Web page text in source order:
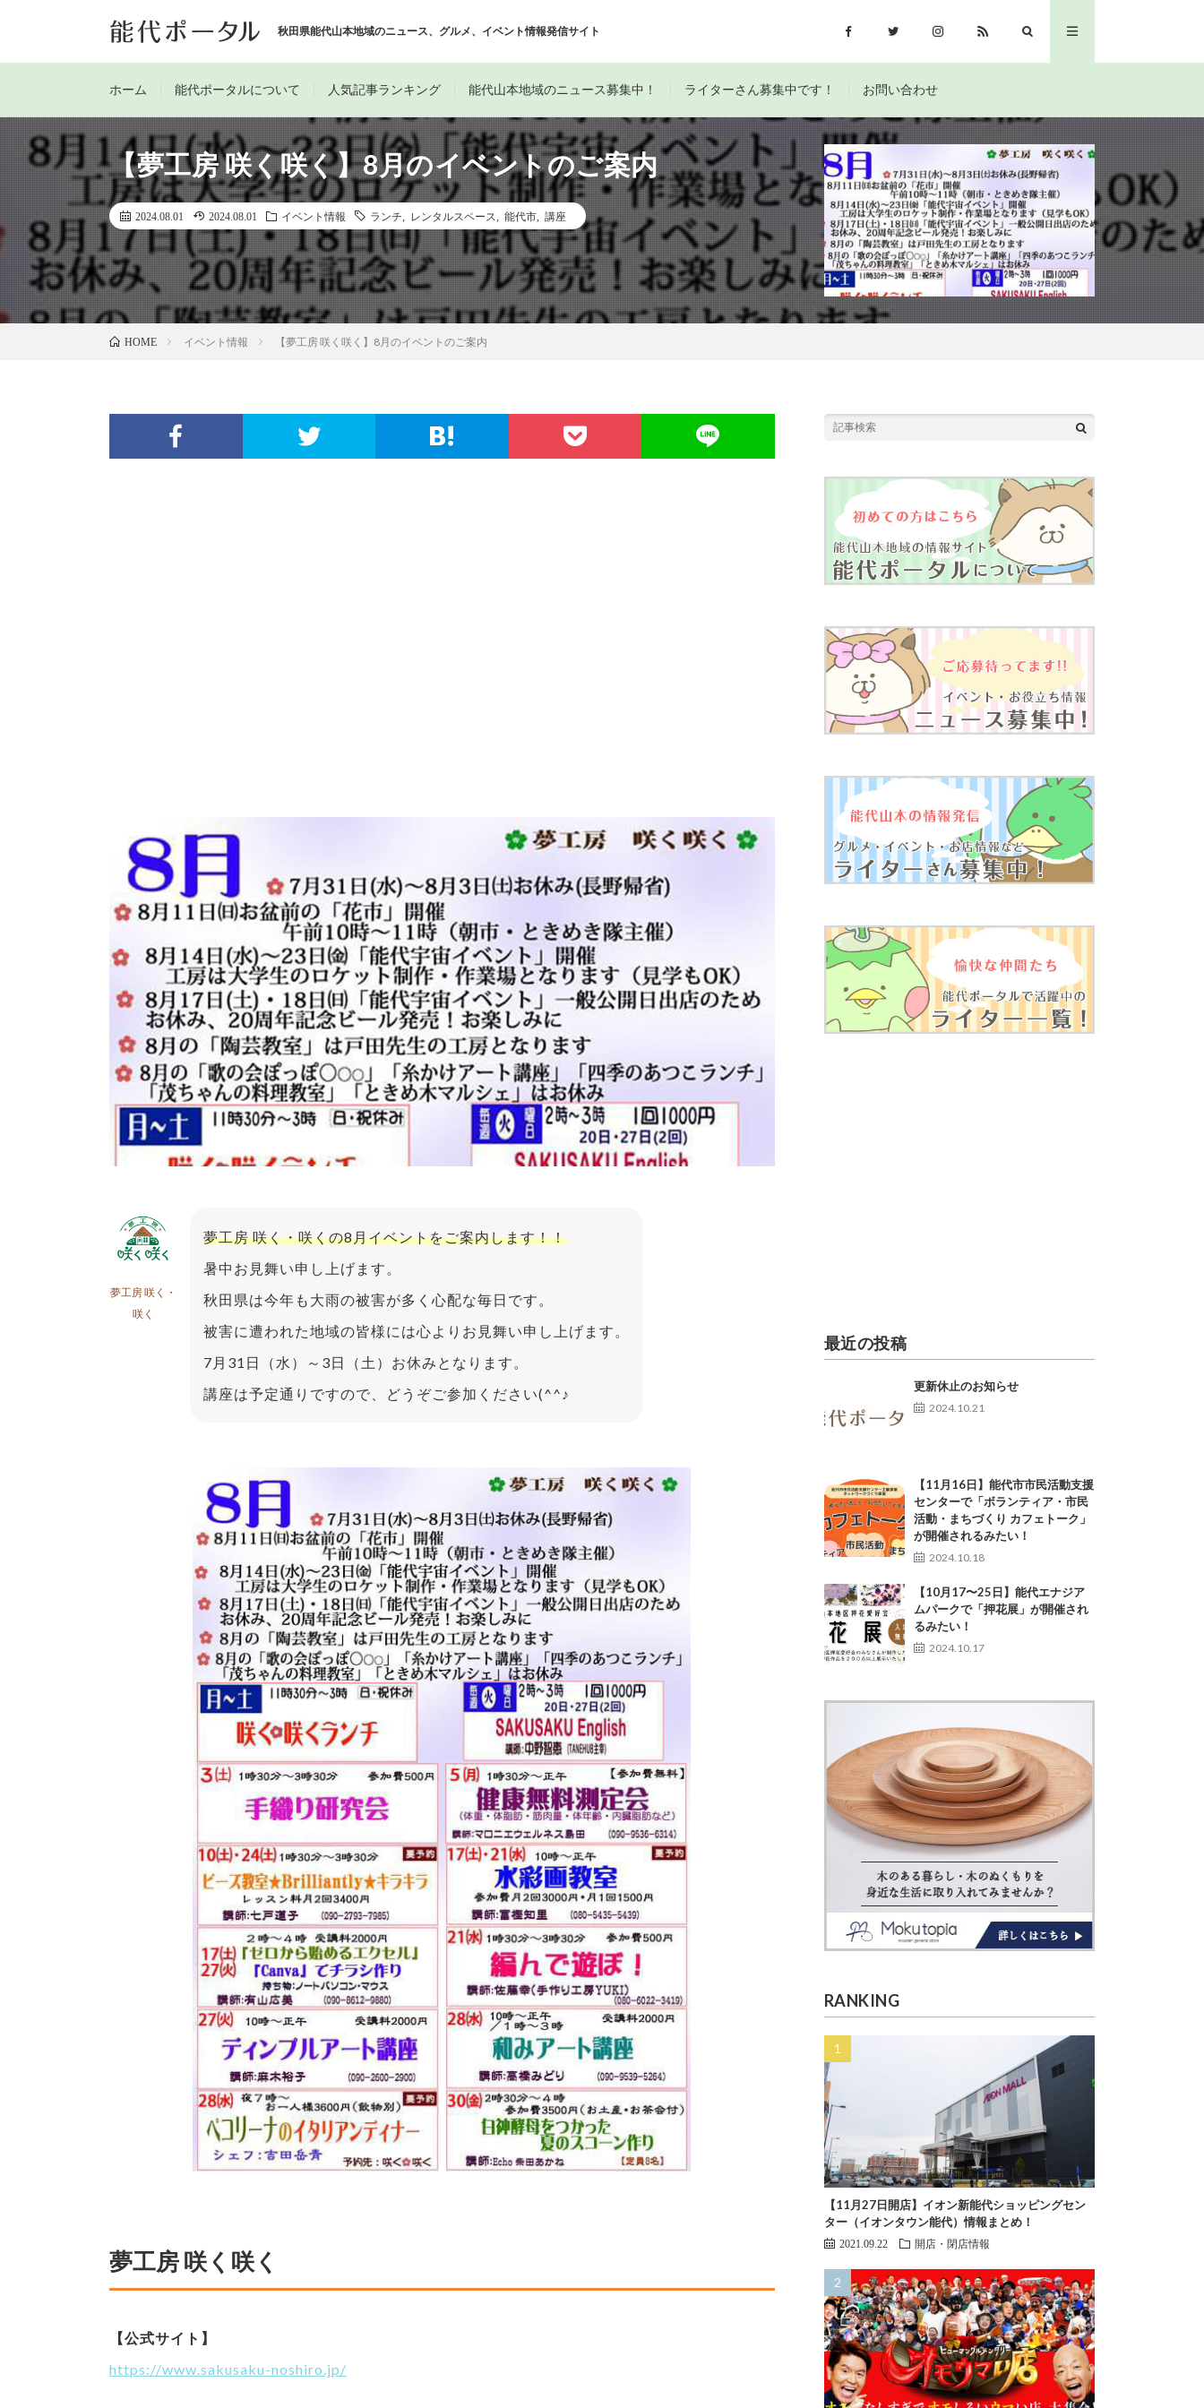
秋田県能代山本地域のニュース、グルメ、イベント情報発信サイト
ホーム 能代ポータルについて 人気記事ランキング 能代山本地域のニュース募集中！ ライターさん募集中です！ お問い合わせ
【夢工房 咲く咲く】8月のイベントのご案内
2024.08.01 2024.08.01 イベント情報 ランチ レンタルスペース 能代市 講座
HOME イベント情報 【夢工房 咲く咲く】8月のイベントのご案内
夢工房 咲く・
咲く
夢工房 咲く・咲くの8月イベントをご案内します！！
暑中お見舞い申し上げます。
秋田県は今年も大雨の被害が多く心配な毎日です。
被害に遭われた地域の皆様には心よりお見舞い申し上げます。
7月31日（水）～3日（土）お休みとなります。
講座は予定通りですので、どうぞご参加ください(^^♪
夢工房 咲く咲く
【公式サイト】
https://www.sakusaku-noshiro.jp/
最近の投稿
更新休止のお知らせ
2024.10.21
【11月16日】能代市市民活動支援
センターで「ボランティア・市民
活動・まちづくり カフェトーク」
が開催されるみたい！
2024.10.18
【10月17〜25日】能代エナジア
ムパークで「押花展」が開催され
るみたい！
2024.10.17
RANKING
【11月27日開店】イオン新能代ショッピングセン
ター（イオンタウン能代）情報まとめ！
2021.09.22 開店・閉店情報